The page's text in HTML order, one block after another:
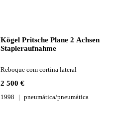
Kögel Pritsche Plane 2 Achsen
Stapleraufnahme
2 500 €
Reboque com cortina lateral
1998 pneumática/pneumática